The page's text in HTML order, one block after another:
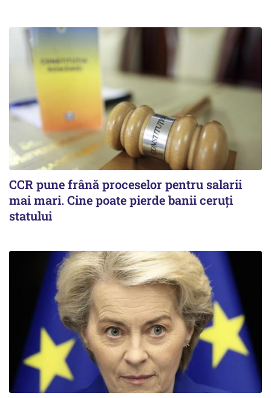
CCR pune frână proceselor pentru salarii
mai mari. Cine poate pierde banii ceruți
statului